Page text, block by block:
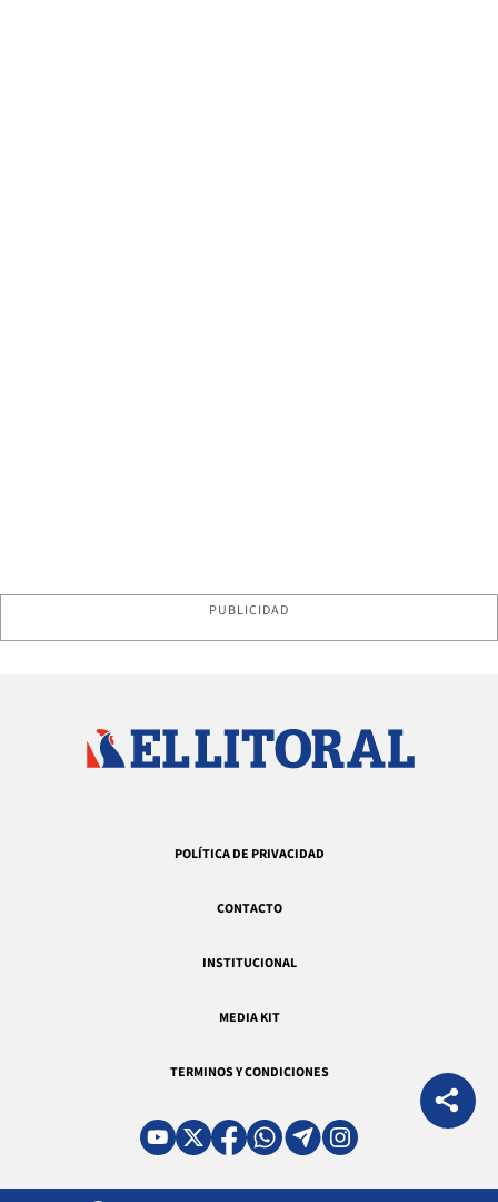
PUBLICIDAD
POLÍTICA DE PRIVACIDAD
CONTACTO
INSTITUCIONAL
MEDIA KIT
TERMINOS Y CONDICIONES